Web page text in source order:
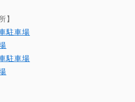
】
駐車場
駐車場